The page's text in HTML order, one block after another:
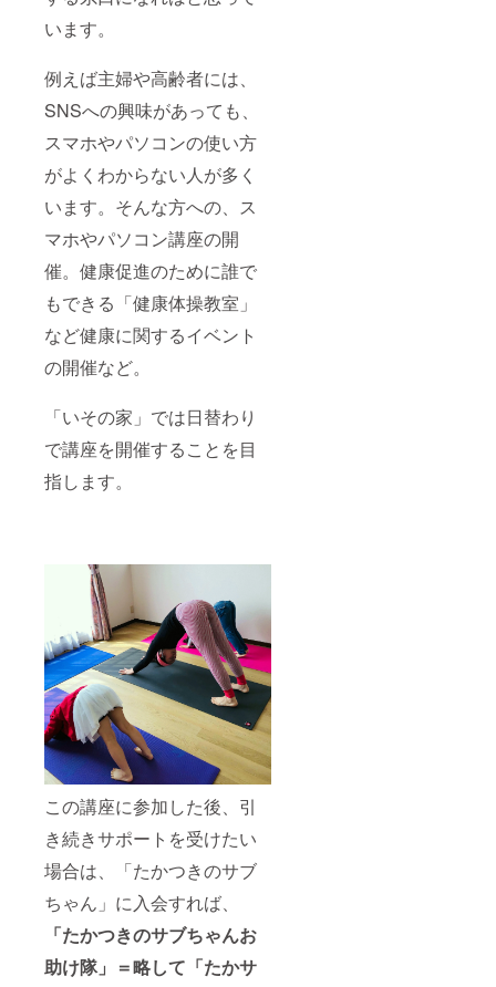
います。
例えば主婦や高齢者には、
SNSへの興味があっても、
スマホやパソコンの使い方
がよくわからない人が多く
います。そんな方への、ス
マホやパソコン講座の開
催。健康促進のために誰で
もできる「健康体操教室」
など健康に関するイベント
の開催など。
「いその家」では日替わり
で講座を開催することを目
指します。
この講座に参加した後、引
き続きサポートを受けたい
場合は、「たかつきのサブ
ちゃん」に入会すれば、
「たかつきのサブちゃんお
助け隊」＝略して「たかサ